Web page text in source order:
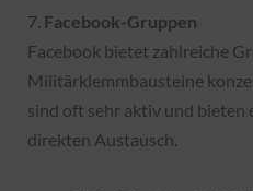
7. Facebook-Gruppen
Facebook bietet zahlreiche
Militärklemmbausteine
sind oft sehr aktiv und bieten
direkten Austausch.